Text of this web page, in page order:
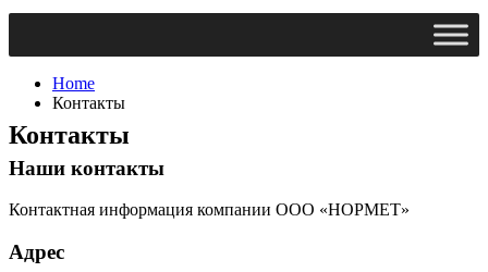
Home
Контакты
Контакты
Наши контакты
Контактная информация компании ООО «НОРМЕТ»
Адрес